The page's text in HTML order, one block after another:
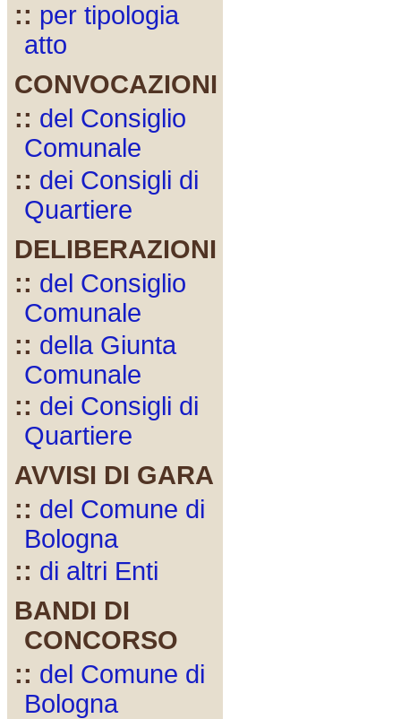
:: per tipologia
atto
CONVOCAZIONI
:: del Consiglio
Comunale
:: dei Consigli di
Quartiere
DELIBERAZIONI
:: del Consiglio
Comunale
:: della Giunta
Comunale
:: dei Consigli di
Quartiere
AVVISI DI GARA
:: del Comune di
Bologna
:: di altri Enti
BANDI DI
CONCORSO
:: del Comune di
Bologna